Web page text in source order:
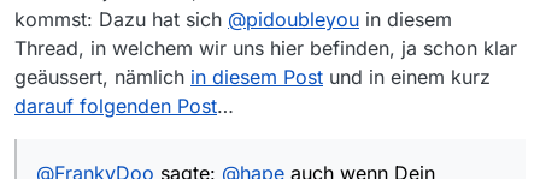
gehabt
kommst: Dazu hat sich @pidoubleyou in diesem
Thread, in welchem wir uns hier befinden, ja schon klar
geäussert, nämlich in diesem Post und in einem kurz
darauf folgenden Post…
@FrankyDoo sagte: @hape auch wenn Dein